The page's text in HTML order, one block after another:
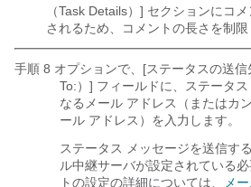
（Task Details）] セクションにコ
されるため、コメントの長さを制限
手順 8 オプションで、[ステータスの送
To:）] フィールドに、ステータ
なるメール アドレス（またはカ
ール アドレス）を入力します。
ステータス メッセージを送信す
ル中継サーバが設定されている
トの設定の詳細については、
メ